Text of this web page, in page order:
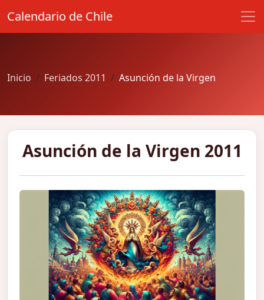
Calendario de Chile
Inicio Feriados 2011 Asunción de la Virgen
Asunción de la Virgen 2011